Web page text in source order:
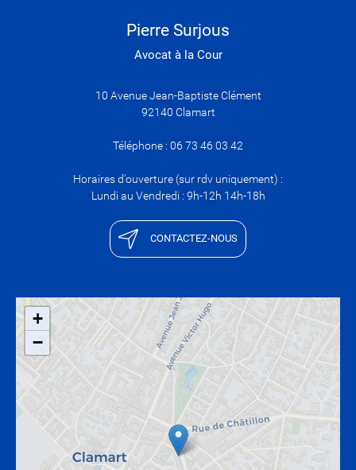
Pierre Surjous
Avocat à la Cour
10 Avenue Jean-Baptiste Clément
92140 Clamart
Téléphone : 06 73 46 03 42
Horaires d'ouverture (sur rdv uniquement) :
Lundi au Vendredi : 9h-12h 14h-18h
CONTACTEZ-NOUS
+
−